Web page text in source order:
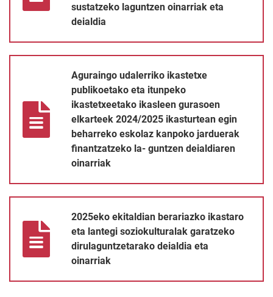
sustatzeko laguntzen oinarriak eta
deialdia
Aguraingo udalerriko ikastetxe
publikoetako eta itunpeko
ikastetxeetako ikasleen gurasoen
elkarteek 2024/2025 ikasturtean egin
beharreko eskolaz kanpoko jarduerak
finantzatzeko la- guntzen deialdiaren
oinarriak
2025eko ekitaldian berariazko ikastaro
eta lantegi soziokulturalak garatzeko
dirulaguntzetarako deialdia eta
oinarriak